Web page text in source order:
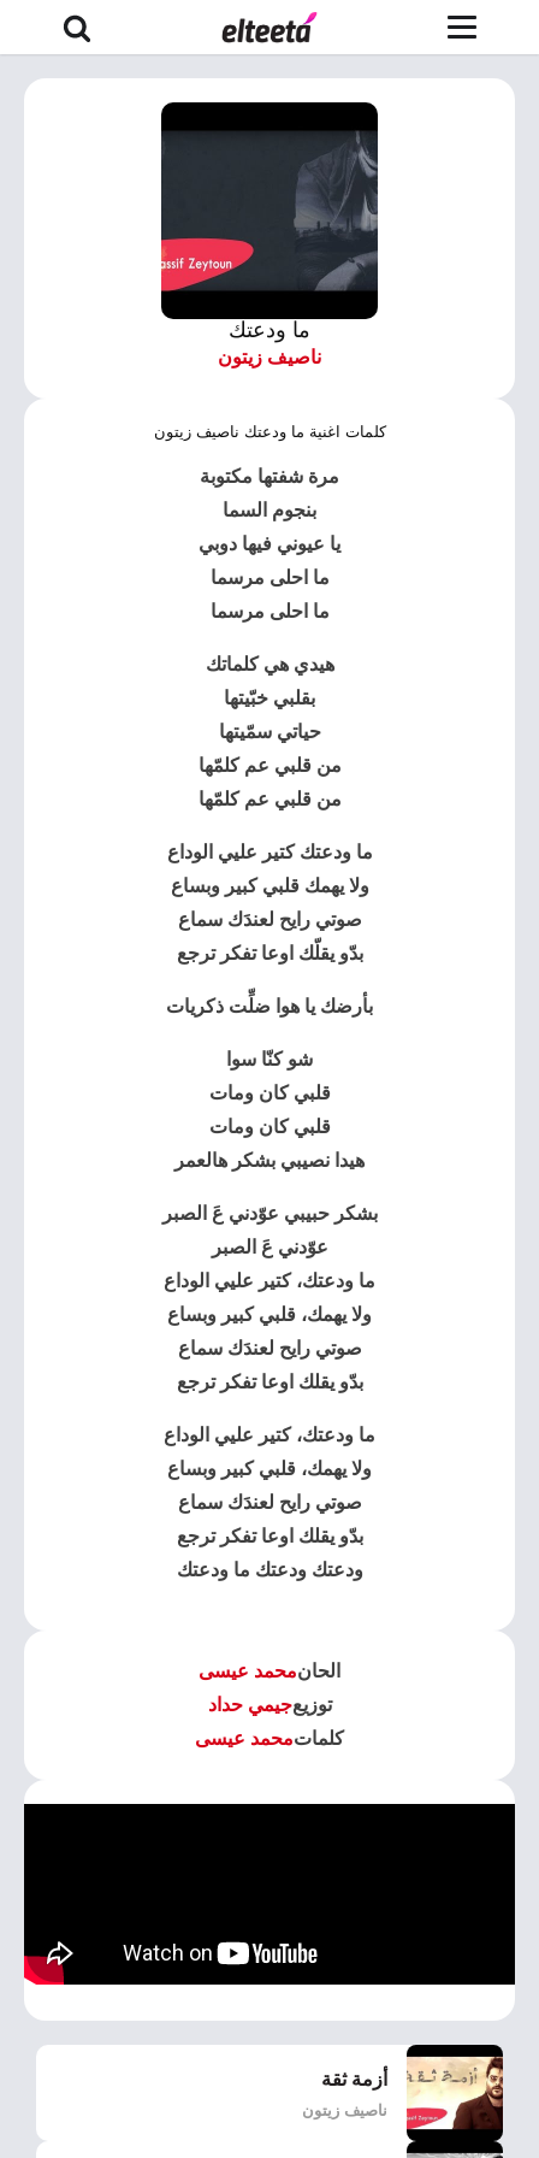
ما ودعتك
ناصيف زيتون
كلمات اغنية ما ودعتك ناصيف زيتون
مرة شفتها مكتوبة
بنجوم السما
يا عيوني فيها دوبي
ما احلى مرسما
ما احلى مرسما
هيدي هي كلماتك
بقلبي خبّيتها
حياتي سمّيتها
من قلبي عم كلمّها
من قلبي عم كلمّها
ما ودعتك كتير عليي الوداع
ولا يهمك قلبي كبير وبساع
صوتي رايح لعندَك سماع
بدّو يقلّك اوعا تفكر ترجع
بأرضك يا هوا ضلِّت ذكريات
شو كنّا سوا
قلبي كان ومات
قلبي كان ومات
هيدا نصيبي بشكر هالعمر
بشكر حبيبي عوّدني عَ الصبر
عوّدني عَ الصبر
ما ودعتك، كتير عليي الوداع
ولا يهمك، قلبي كبير وبساع
صوتي رايح لعندَك سماع
بدّو يقلك اوعا تفكر ترجع
ما ودعتك، كتير عليي الوداع
ولا يهمك، قلبي كبير وبساع
صوتي رايح لعندَك سماع
بدّو يقلك اوعا تفكر ترجع
ودعتك ودعتك ما ودعتك
الحانمحمد عيسى
توزيعجيمي حداد
كلماتمحمد عيسى
أزمة ثقة
ناصيف زيتون